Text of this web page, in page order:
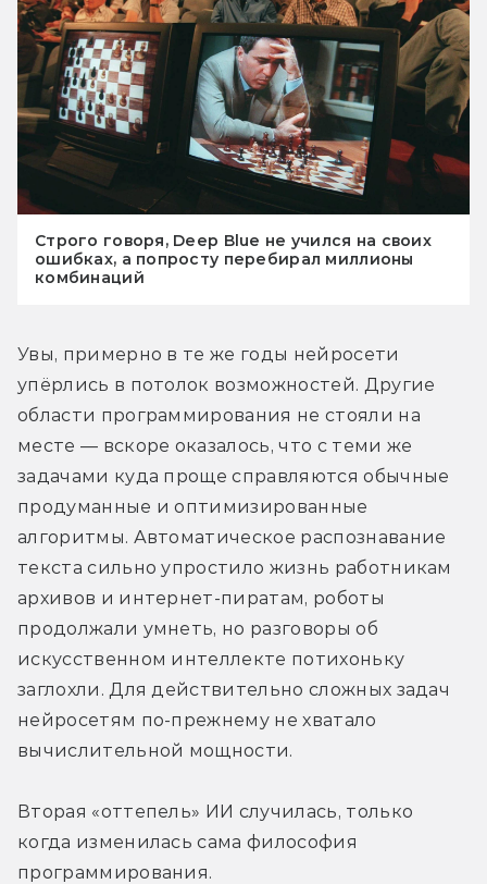
Строго говоря, Deep Blue не учился на своих
ошибках, а попросту перебирал миллионы
комбинаций
Увы, примерно в те же годы нейросети
упёрлись в потолок возможностей. Другие
области программирования не стояли на
месте — вскоре оказалось, что с теми же
задачами куда проще справляются обычные
продуманные и оптимизированные
алгоритмы. Автоматическое распознавание
текста сильно упростило жизнь работникам
архивов и интернет-пиратам, роботы
продолжали умнеть, но разговоры об
искусственном интеллекте потихоньку
заглохли. Для действительно сложных задач
нейросетям по-прежнему не хватало
вычислительной мощности.
Вторая «оттепель» ИИ случилась, только
когда изменилась сама философия
программирования.